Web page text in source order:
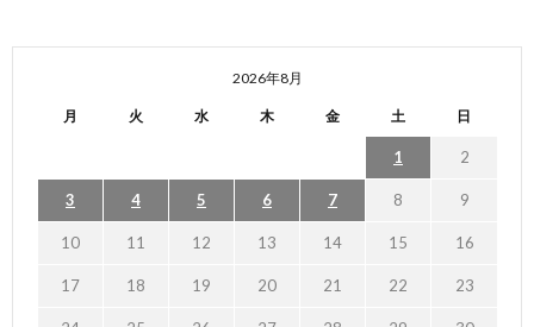
2026年8月
月 火 水 木 金 土 日
1 2
3 4 5 6 7 8 9
10 11 12 13 14 15 16
17 18 19 20 21 22 23